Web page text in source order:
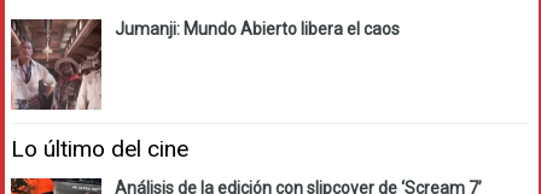
Jumanji: Mundo Abierto libera el caos
Lo último del cine
Análisis de la edición con slipcover de ‘Scream 7’